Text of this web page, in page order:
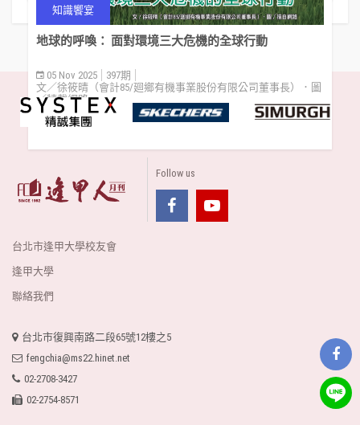
知識饗宴
地球的呼喚： 面對環境三大危機的全球行動
05 Nov 2025
397期
文／徐筱晴（會計85/廻鄉有機事業股份有限公司董事長）．圖
／轉載網路
Follow us
台北市逢甲大學校友會
逢甲大學
聯絡我們
台北市復興南路二段65號12樓之5
fengchia@ms22.hinet.net
02-2708-3427
02-2754-8571